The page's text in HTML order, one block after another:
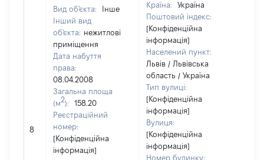
8
Вид об'єкта:
Інше
Інший вид
об'єкта: нежитлові
приміщення
Дата набуття
права:
08.04.2008
Загальна площа
(м2):
158.20
Реєстраційний
номер:
[Конфіденційна
інформація]
Країна:
Україна
Поштовий індекс:
[Конфіденційна
інформація]
Населений пункт:
Львів / Львівська
область / Україна
Тип вулиці:
[Конфіденційна
інформація]
Вулиця:
[Конфіденційна
інформація]
Номер будинку: